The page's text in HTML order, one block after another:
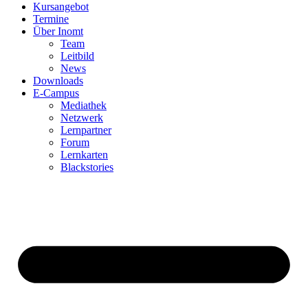
Kursangebot
Termine
Über Inomt
Team
Leitbild
News
Downloads
E-Campus
Mediathek
Netzwerk
Lernpartner
Forum
Lernkarten
Blackstories